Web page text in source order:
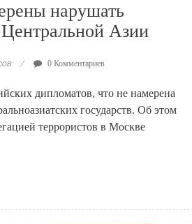
нарушать
Азии
0 Комментариев
дипломатов, что не намерена
государств. Об этом
террористов в Москве